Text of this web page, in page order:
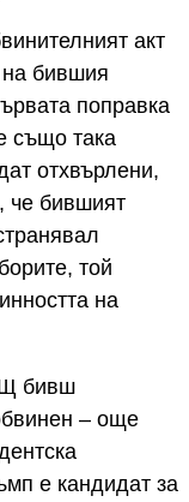
акт
на бившия
поправка
също така
отхвърлени,
че бившият
той
на
бивш
– още
е кандидат за